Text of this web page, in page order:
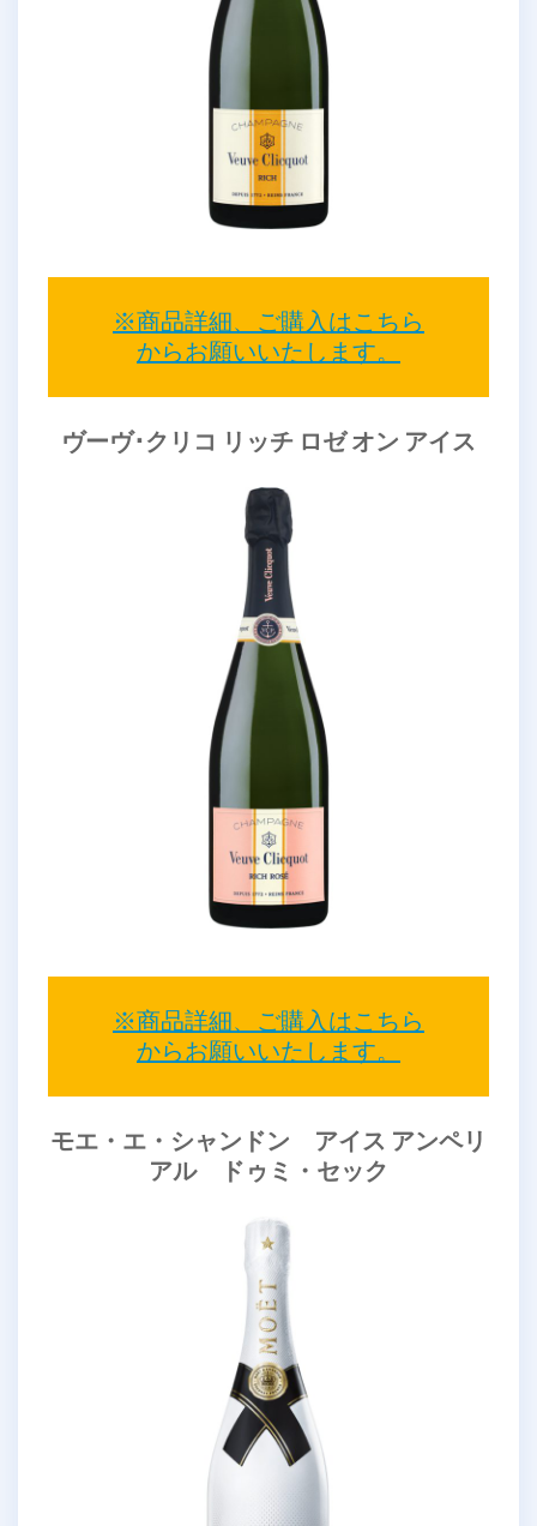
※商品詳細、ご購入はこちら
からお願いいたします。
ヴーヴ･クリコ リッチ ロゼ オン アイス
※商品詳細、ご購入はこちら
からお願いいたします。
モエ・エ・シャンドン アイス アンペリ
アル ドゥミ・セック